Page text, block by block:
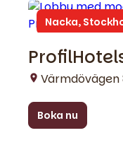
Nacka,
Värmdövägen
Boka nu